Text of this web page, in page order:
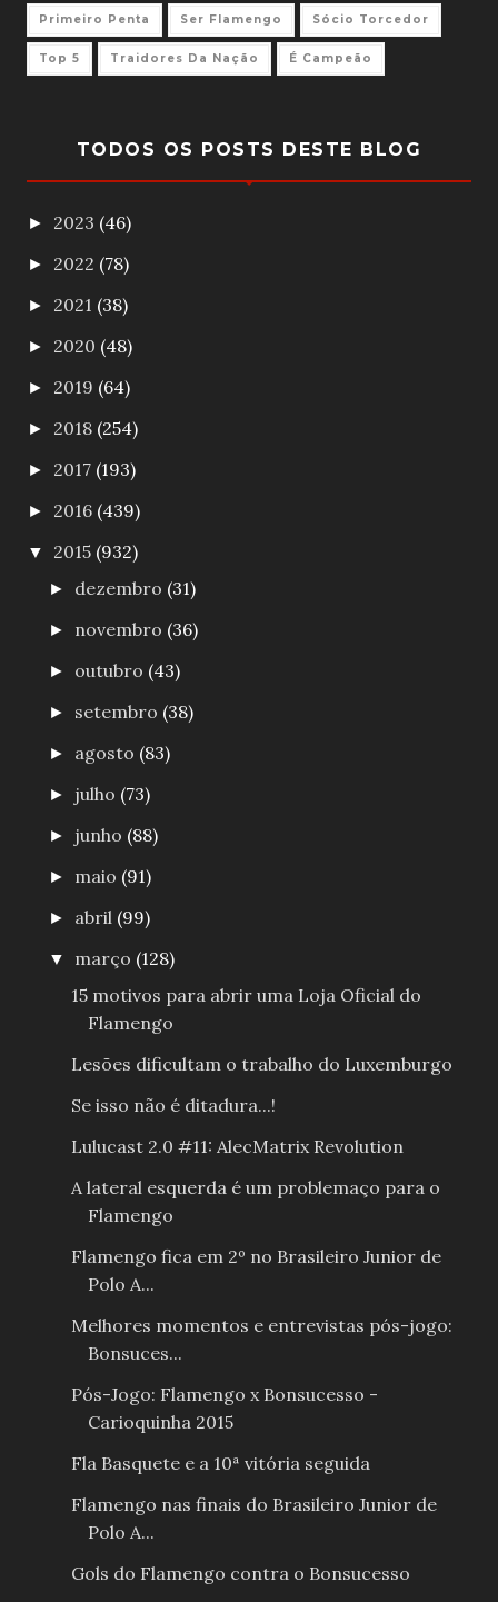
Primeiro Penta Ser Flamengo Sócio Torcedor
Top 5 Traidores Da Nação É Campeão
TODOS OS POSTS DESTE BLOG
► 2023 (46)
► 2022 (78)
► 2021 (38)
► 2020 (48)
► 2019 (64)
► 2018 (254)
► 2017 (193)
► 2016 (439)
▼ 2015 (932)
► dezembro (31)
► novembro (36)
► outubro (43)
► setembro (38)
► agosto (83)
► julho (73)
► junho (88)
► maio (91)
► abril (99)
▼ março (128)
15 motivos para abrir uma Loja Oficial do
Flamengo
Lesões dificultam o trabalho do Luxemburgo
Se isso não é ditadura...!
Lulucast 2.0 #11: AlecMatrix Revolution
A lateral esquerda é um problemaço para o
Flamengo
Flamengo fica em 2º no Brasileiro Junior de
Polo A...
Melhores momentos e entrevistas pós-jogo:
Bonsuces...
Pós-Jogo: Flamengo x Bonsucesso -
Carioquinha 2015
Fla Basquete e a 10ª vitória seguida
Flamengo nas finais do Brasileiro Junior de
Polo A...
Gols do Flamengo contra o Bonsucesso